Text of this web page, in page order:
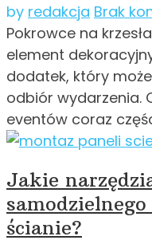
by redakcja Brak
Pokrowce na
element
dodatek, który
odbiór wydarzenia.
eventów coraz
Jakie
ścianie?